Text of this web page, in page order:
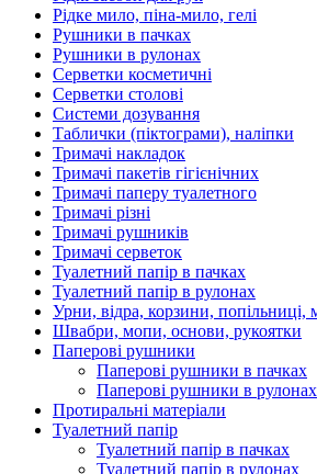
Рідке мило, піна-мило, гелі
Рушники в пачках
Рушники в рулонах
Серветки косметичні
Серветки столові
Системи дозування
Таблички (піктограми), наліпки
Тримачі накладок
Тримачі пакетів гігієнічних
Тримачі паперу туалетного
Тримачі різні
Тримачі рушників
Тримачі серветок
Туалетний папір в пачках
Туалетний папір в рулонах
Урни, відра, корзини, попільниці,
Швабри, мопи, основи, рукоятки
Паперові рушники
Паперові рушники в пачках
Паперові рушники в рулонах
Протиральні матеріали
Туалетний папір
Туалетний папір в пачках
Туалетний папір в рулонах